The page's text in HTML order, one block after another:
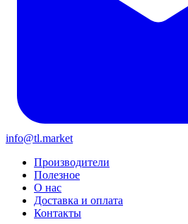
info@tl.market
Производители
Полезное
О нас
Доставка и оплата
Контакты